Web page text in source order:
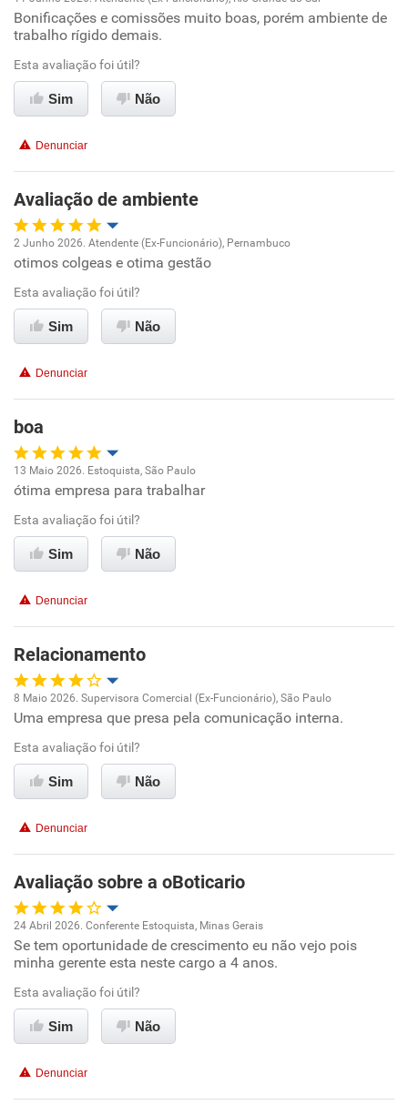
Oportunidade de promoção
Ambiente de trabalho
Conciliação com a vida familiar
Não recomenda esta empresa
Não recomenda a diretoria
Bonificações e comissões muito boas, porém ambiente de
trabalho rígido demais.
Esta avaliação foi útil?
Sim Não
Denunciar
Avaliação de ambiente
Oportunidade de promoção
Ambiente de trabalho
Benefícios
Recomenda esta empresa
Recomenda a diretoria
2 Junho 2026. Atendente (Ex-Funcionário), Pernambuco
otimos colgeas e otima gestão
Esta avaliação foi útil?
Sim Não
Denunciar
boa
Oportunidade de promoção
Ambiente de trabalho
Benefícios
Recomenda esta empresa
13 Maio 2026. Estoquista, São Paulo
ótima empresa para trabalhar
Esta avaliação foi útil?
Sim Não
Denunciar
Relacionamento
Oportunidade de promoção
Ambiente de trabalho
Benefícios
Recomenda esta empresa
Recomenda a diretoria
8 Maio 2026. Supervisora Comercial (Ex-Funcionário), São Paulo
Uma empresa que presa pela comunicação interna.
Esta avaliação foi útil?
Sim Não
Denunciar
Avaliação sobre a oBoticario
Oportunidade de promoção
Ambiente de trabalho
Conciliação com a vida familiar
24 Abril 2026. Conferente Estoquista, Minas Gerais
Se tem oportunidade de crescimento eu não vejo pois
minha gerente esta neste cargo a 4 anos.
Esta avaliação foi útil?
Sim Não
Denunciar